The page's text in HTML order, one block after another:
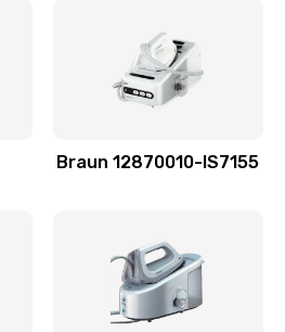
Braun 12870010-IS7155